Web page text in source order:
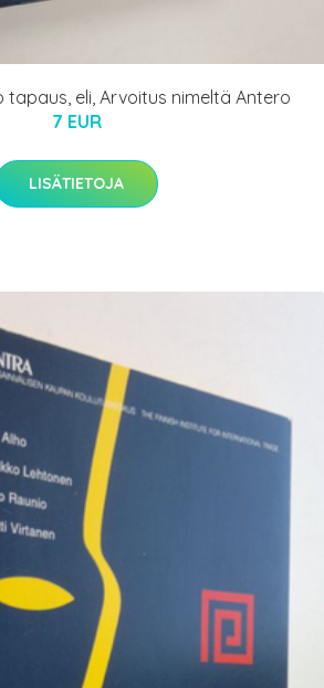
tapaus, eli, Arvoitus nimeltä Antero
7 EUR
LISÄTIETOJA